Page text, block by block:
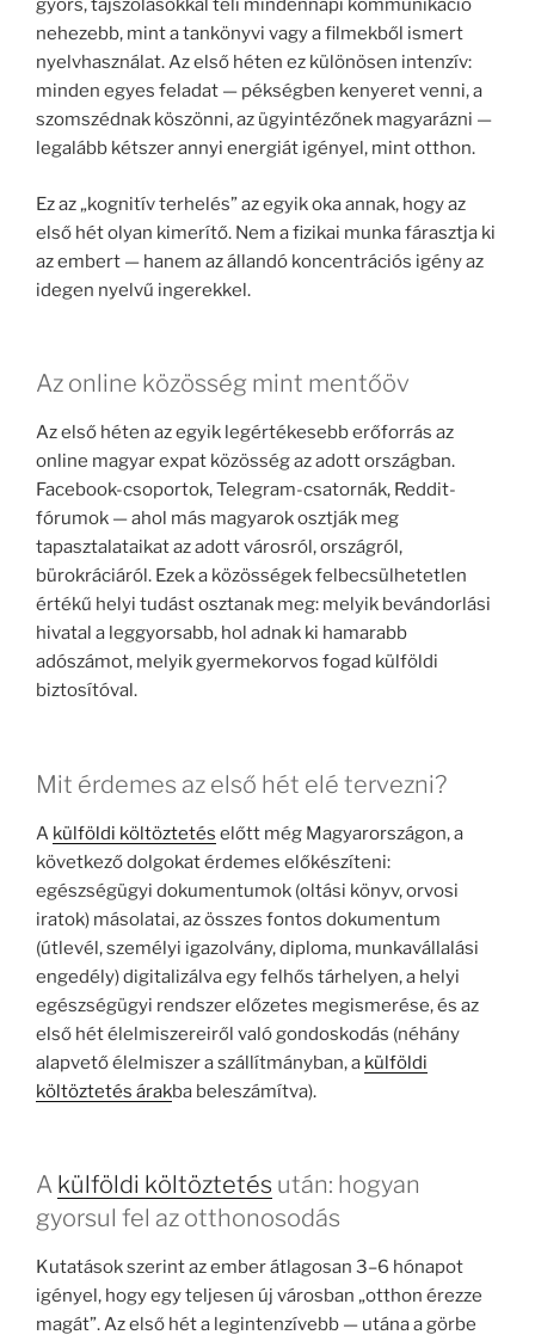
gyors, tájszólásokkal teli mindennapi kommunikáció
nehezebb, mint a tankönyvi vagy a filmekből ismert
nyelvhasználat. Az első héten ez különösen intenzív:
minden egyes feladat — pékségben kenyeret venni, a
szomszédnak köszönni, az ügyintézőnek magyarázni —
legalább kétszer annyi energiát igényel, mint otthon.
Ez az „kognitív terhelés” az egyik oka annak, hogy az
első hét olyan kimerítő. Nem a fizikai munka fárasztja ki
az embert — hanem az állandó koncentrációs igény az
idegen nyelvű ingerekkel.
Az online közösség mint mentőöv
Az első héten az egyik legértékesebb erőforrás az
online magyar expat közösség az adott országban.
Facebook-csoportok, Telegram-csatornák, Reddit-
fórumok — ahol más magyarok osztják meg
tapasztalataikat az adott városról, országról,
bürokráciáról. Ezek a közösségek felbecsülhetetlen
értékű helyi tudást osztanak meg: melyik bevándorlási
hivatal a leggyorsabb, hol adnak ki hamarabb
adószámot, melyik gyermekorvos fogad külföldi
biztosítóval.
Mit érdemes az első hét elé tervezni?
A külföldi költöztetés előtt még Magyarországon, a
következő dolgokat érdemes előkészíteni:
egészségügyi dokumentumok (oltási könyv, orvosi
iratok) másolatai, az összes fontos dokumentum
(útlevél, személyi igazolvány, diploma, munkavállalási
engedély) digitalizálva egy felhős tárhelyen, a helyi
egészségügyi rendszer előzetes megismerése, és az
első hét élelmiszereiről való gondoskodás (néhány
alapvető élelmiszer a szállítmányban, a külföldi
költöztetés árakba beleszámítva).
A külföldi költöztetés után: hogyan
gyorsul fel az otthonosodás
Kutatások szerint az ember átlagosan 3–6 hónapot
igényel, hogy egy teljesen új városban „otthon érezze
magát”. Az első hét a legintenzívebb — utána a görbe